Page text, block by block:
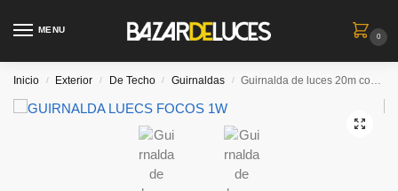
MENU
0
Inicio / Exterior / De Techo / Guirnaldas / Guirnalda de luces 20m con 32 Led opal 1w Luz Cálida Intemperie